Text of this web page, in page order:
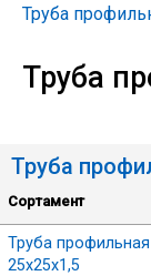
Труба
Труба
Труба
Сортамент
Труба профильная
25х25х1,5